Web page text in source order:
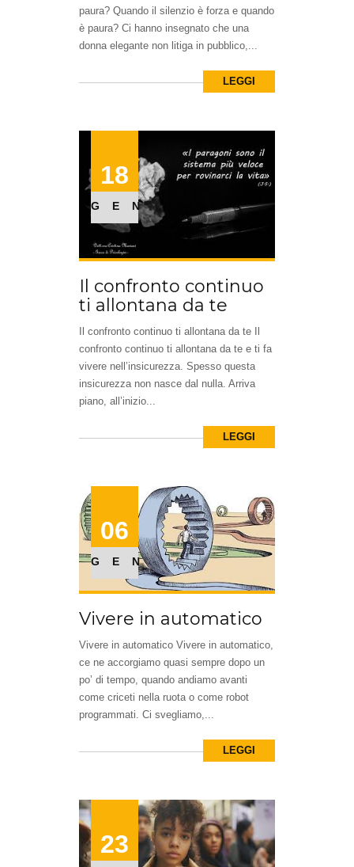
paura? Quando il silenzio è forza e quando
è paura? Ci hanno insegnato che una
donna elegante non litiga in pubblico,...
LEGGI
18
GEN
Il confronto continuo
ti allontana da te
Il confronto continuo ti allontana da te Il
confronto continuo ti allontana da te e ti fa
vivere nell’insicurezza. Spesso questa
insicurezza non nasce dal nulla. Arriva
piano, all’inizio...
LEGGI
06
GEN
Vivere in automatico
Vivere in automatico Vivere in automatico,
ce ne accorgiamo quasi sempre dopo un
po’ di tempo, quando andiamo avanti
come criceti nella ruota o come robot
programmati. Ci svegliamo,...
LEGGI
23